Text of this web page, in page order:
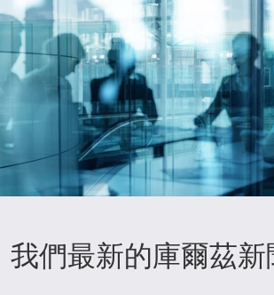
我們最新的庫爾茲新